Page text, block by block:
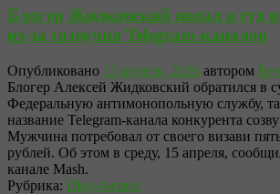
Блогер Жидковский подал в суд
из-за созвучия Telegram-каналов
Опубликовано 15 апреля, 2026 автором
Блогер Алексей Жидковский обратился в
Федеральную антимонопольную службу,
название Telegram-канала конкурента
Мужчина потребовал от своего визави
рублей. Об этом в среду, 15 апреля,
канале Mash.
Рубрика: Шоу-бизнес